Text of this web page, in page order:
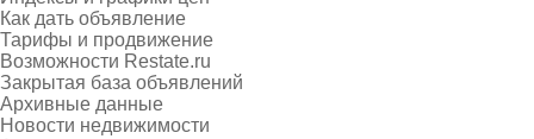
Как дать объявление
Тарифы и продвижение
Возможности Restate.ru
Закрытая база объявлений
Архивные данные
Новости недвижимости